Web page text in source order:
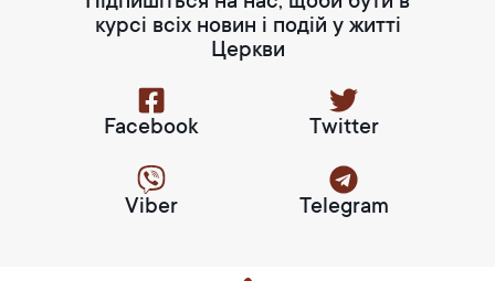
курсі всіх новин і подій у житті
Церкви
Facebook Twitter
Viber Telegram